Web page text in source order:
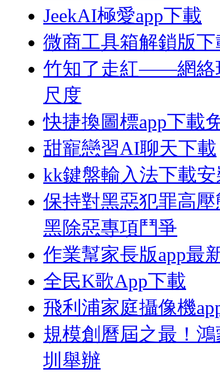
JeekAI極愛app下載
微商工具箱解鎖版下
竹知了走紅——網絡
尺度
快捷換圖標app下載
甜寵戀習AI聊天下載
kk鍵盤輸入法下載
保持對黑惡犯罪高
黑除惡專項鬥爭
作業幫家長版app最
全民K歌App下載
飛利浦家庭攝像機
規模創曆屆之最！
圳舉辦